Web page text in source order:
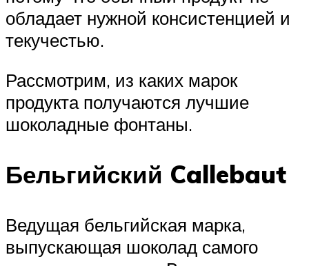
обладает нужной консистенцией и
текучестью.
Рассмотрим, из каких марок
продукта получаются лучшие
шоколадные фонтаны.
Бельгийский Callebaut
Ведущая бельгийская марка,
выпускающая шоколад самого